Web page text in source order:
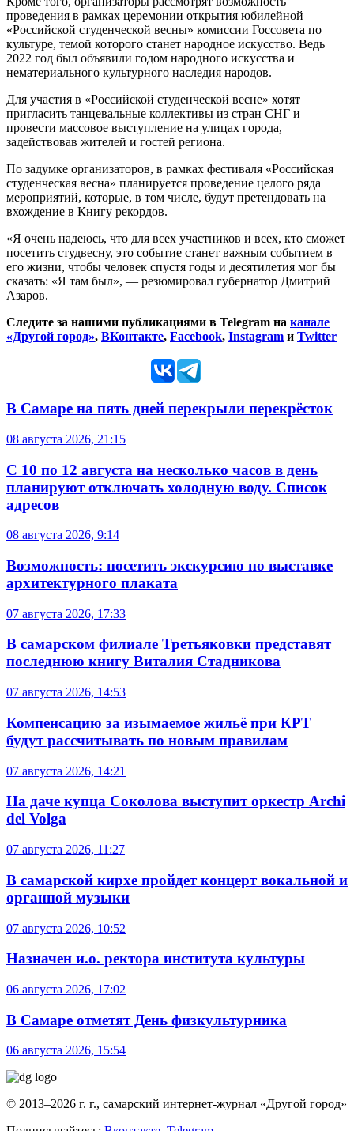
проведения в рамках церемонии открытия юбилейной
«Российской студенческой весны» комиссии Госсовета по
культуре, темой которого станет народное искусство. Ведь
2022 год был объявили годом народного искусства и
нематериального культурного наследия народов.
Для участия в «Российской студенческой весне» хотят
пригласить танцевальные коллективы из стран СНГ и
провести массовое выступление на улицах города,
задействовав жителей и гостей региона.
По задумке организаторов, в рамках фестиваля «Российская
студенческая весна» планируется проведение целого ряда
мероприятий, которые, в том числе, будут претендовать на
вхождение в Книгу рекордов.
«Я очень надеюсь, что для всех участников и всех, кто сможет
посетить студвесну, это событие станет важным событием в
его жизни, чтобы человек спустя годы и десятилетия мог бы
сказать: «Я там был», — резюмировал губернатор Дмитрий
Азаров.
Следите за нашими публикациями в Telegram на канале
«Другой город», ВКонтакте, Facebook, Instagram и Twitter
В Самаре на пять дней перекрыли перекрёсток
08 августа 2026, 21:15
С 10 по 12 августа на несколько часов в день
планируют отключать холодную воду. Список
адресов
08 августа 2026, 9:14
Возможность: посетить экскурсию по выставке
архитектурного плаката
07 августа 2026, 17:33
В самарском филиале Третьяковки представят
последнюю книгу Виталия Стадникова
07 августа 2026, 14:53
Компенсацию за изымаемое жильё при КРТ
будут рассчитывать по новым правилам
07 августа 2026, 14:21
На даче купца Соколова выступит оркестр Archi
del Volga
07 августа 2026, 11:27
В самарской кирхе пройдет концерт вокальной и
органной музыки
07 августа 2026, 10:52
Назначен и.о. ректора института культуры
06 августа 2026, 17:02
В Самаре отметят День физкультурника
06 августа 2026, 15:54
© 2013–2026 г. г., самарский интернет-журнал «Другой город»